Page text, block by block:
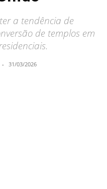
a tendência de
de templos em
- 31/03/2026